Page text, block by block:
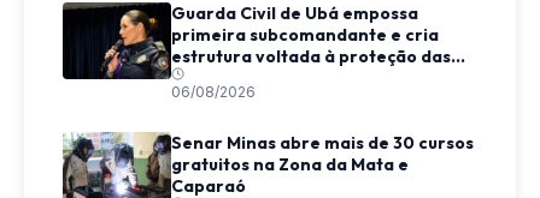
Guarda Civil de Ubá empossa
primeira subcomandante e cria
estrutura voltada à proteção das
mulheres
06/08/2026
Senar Minas abre mais de 30 cursos
gratuitos na Zona da Mata e
Caparaó